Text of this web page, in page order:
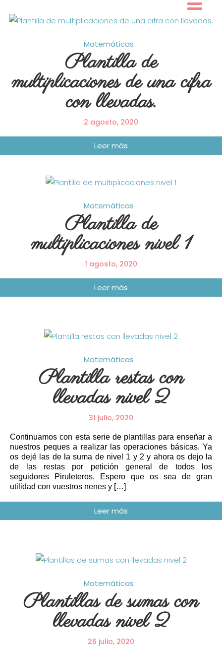
Matemáticas
Plantilla de
multiplicaciones de una cifra
con llevadas.
2 agosto, 2020
Matemáticas
Plantilla de
multiplicaciones nivel 1
1 agosto, 2020
Matemáticas
Plantilla restas con
llevadas nivel 2
31 julio, 2020
Continuamos con esta serie de plantillas para enseñar a
nuestros peques a realizar las operaciones básicas. Ya
os dejé las de la suma de nivel 1 y 2 y ahora os dejo la
de las restas por petición general de todos los
seguidores Piruleteros. Espero que os sea de gran
utilidad con vuestros nenes y […]
Matemáticas
Plantillas de sumas con
llevadas nivel 2
26 julio, 2020